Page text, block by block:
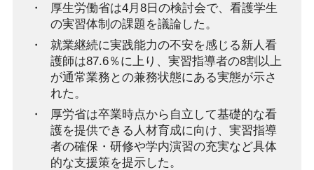
厚生労働省は4月8日の検討会で、看護学生
の実習体制の課題を議論した。
就業継続に実践能力の不安を感じる新人看
護師は87.6％に上り、実習指導者の8割以上
が通常業務との兼務状態にある実態が示さ
れた。
厚労省は卒業時点から自立して基礎的な看
護を提供できる人材育成に向け、実習指導
者の確保・研修や学内演習の充実など具体
的な支援策を提示した。